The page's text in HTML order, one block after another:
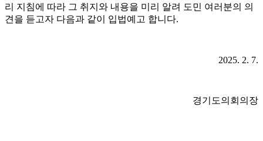
리 지침에 따라 그 취지와 내용을 미리 알려 도민 여러분의 의
견을 듣고자 다음과 같이 입법예고 합니다.
2025. 2. 7.
경기도의회의장